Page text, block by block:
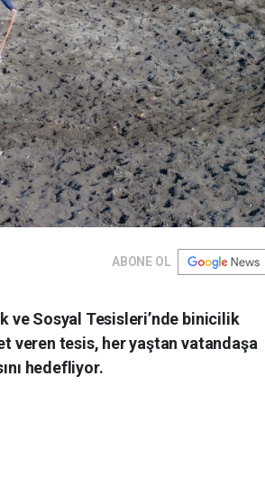
ABONE OL
ve Sosyal Tesisleri’nde binicilik
veren tesis, her yaştan vatandaşa
hedefliyor.